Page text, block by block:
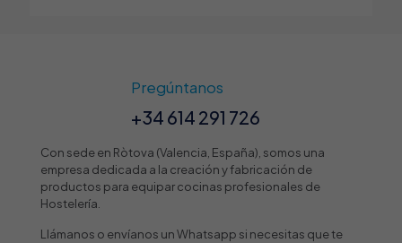
Pregúntanos
+34 614 291 726
Con sede en Ròtova (Valencia, España), somos una
empresa dedicada a la creación y fabricación de
productos para equipar cocinas profesionales de
Hostelería.
Llámanos o envíanos un Whatsapp si necesitas que te